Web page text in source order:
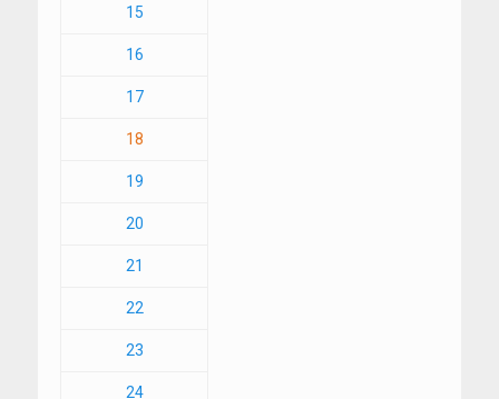
15
16
17
18
19
20
21
22
23
24